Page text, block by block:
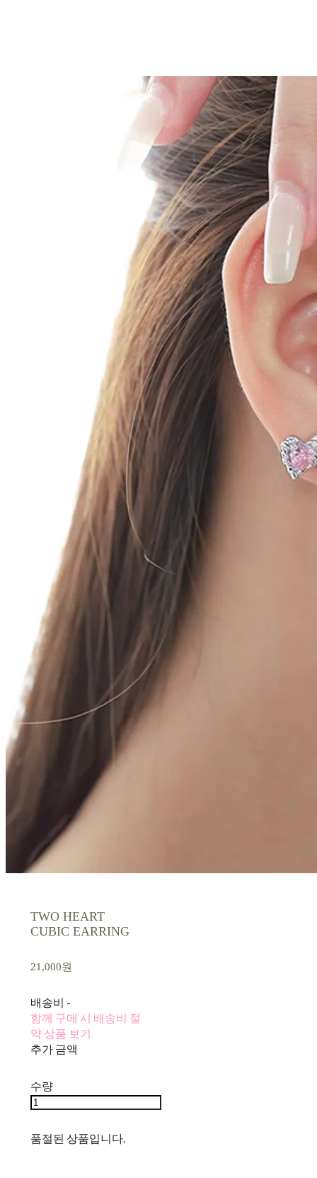
TWO HEART
CUBIC EARRING
21,000원
배송비 -
함께 구매 시 배송비 절
약 상품 보기
추가 금액
수량
품절된 상품입니다.